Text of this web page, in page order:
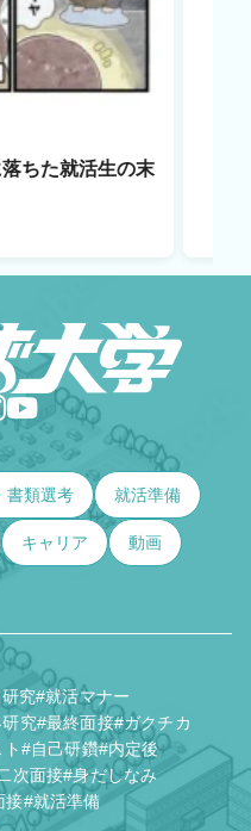
ちた就活生の末
書類選考 就活準備
キャリア 動画
究#就活マナー
究#最終面接#ガクチカ
#自己研鑽#内定後
次面接#身だしなみ
接#就活準備